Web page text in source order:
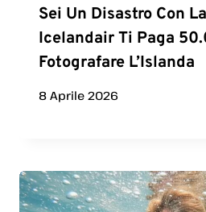
Sei Un Disastro Con
Icelandair Ti Paga
Fotografare L’Islanda
8 Aprile 2026